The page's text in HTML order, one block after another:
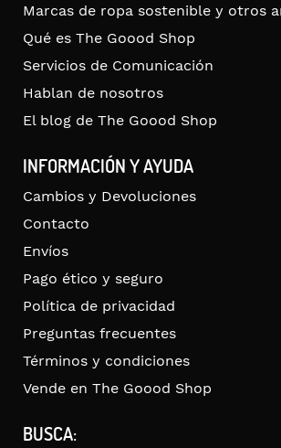
Marcas de ropa sostenible y otros
Qué es The Goood Shop
Servicios de Comunicación
Hablan de nosotros
El blog de The Goood Shop
INFORMACIÓN Y AYUDA
Cambios y Devoluciones
Contacto
Envíos
Pago ético y seguro
Política de privacidad
Preguntas frecuentes
Términos y condiciones
Vende en The Goood Shop
BUSCA: